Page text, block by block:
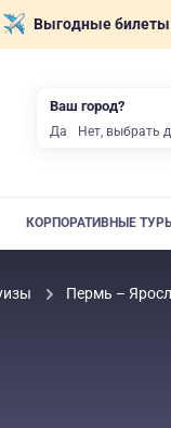
Выгодные билеты
КОРПОРАТИВНЫЕ ТУРЫ
Пермь –
Ваш город?
Да Нет, выбрать